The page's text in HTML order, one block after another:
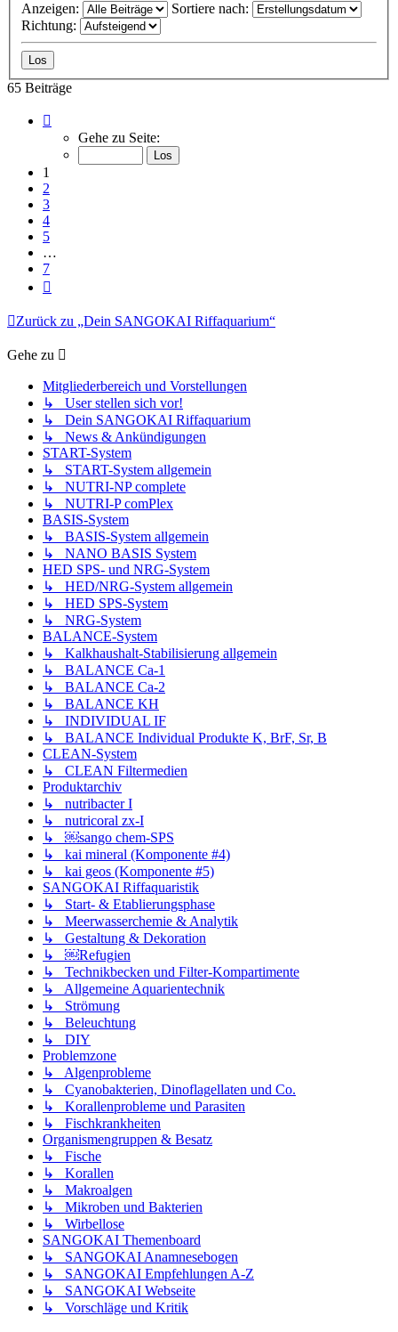
Anzeigen:
Sortiere nach:
Richtung:
65 Beiträge
von
Gehe zu Seite:
1
2
3
4
5
…
7
Zurück zu „Dein SANGOKAI Riffaquarium“
Gehe zu
Mitgliederbereich und Vorstellungen
↳ User stellen sich vor!
↳ Dein SANGOKAI Riffaquarium
↳ News & Ankündigungen
START-System
↳ START-System allgemein
↳ NUTRI-NP complete
↳ NUTRI-P comPlex
BASIS-System
↳ BASIS-System allgemein
↳ NANO BASIS System
HED SPS- und NRG-System
↳ HED/NRG-System allgemein
↳ HED SPS-System
↳ NRG-System
BALANCE-System
↳ Kalkhaushalt-Stabilisierung allgemein
↳ BALANCE Ca-1
↳ BALANCE Ca-2
↳ BALANCE KH
↳ INDIVIDUAL IF
↳ BALANCE Individual Produkte K, BrF, Sr, B
CLEAN-System
↳ CLEAN Filtermedien
Produktarchiv
↳ nutribacter I
↳ nutricoral zx-I
↳ ￼sango chem-SPS
↳ kai mineral (Komponente #4)
↳ kai geos (Komponente #5)
SANGOKAI Riffaquaristik
↳ Start- & Etablierungsphase
↳ Meerwasserchemie & Analytik
↳ Gestaltung & Dekoration
↳ ￼Refugien
↳ Technikbecken und Filter-Kompartimente
↳ Allgemeine Aquarientechnik
↳ Strömung
↳ Beleuchtung
↳ DIY
Problemzone
↳ Algenprobleme
↳ Cyanobakterien, Dinoflagellaten und Co.
↳ Korallenprobleme und Parasiten
↳ Fischkrankheiten
Organismengruppen & Besatz
↳ Fische
↳ Korallen
↳ Makroalgen
↳ Mikroben und Bakterien
↳ Wirbellose
SANGOKAI Themenboard
↳ SANGOKAI Anamnesebogen
↳ SANGOKAI Empfehlungen A-Z
↳ SANGOKAI Webseite
↳ Vorschläge und Kritik